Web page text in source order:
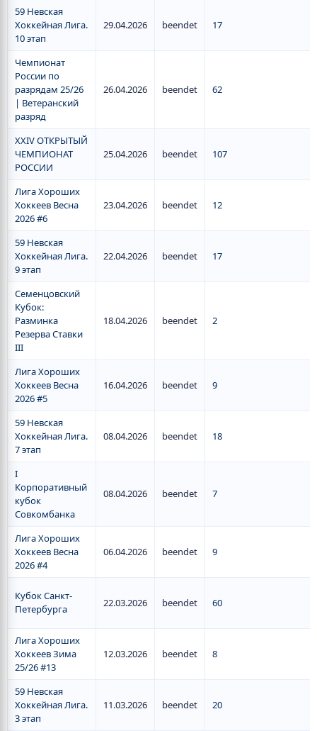
59 Невская
Хоккейная Лига.
10 этап
29.04.2026 beendet 17
Чемпионат
России по
разрядам 25/26
| Ветеранский
разряд
26.04.2026 beendet 62
XXIV ОТКРЫТЫЙ
ЧЕМПИОНАТ
РОССИИ
25.04.2026 beendet 107
Лига Хороших
Хоккеев Весна
2026 #6
23.04.2026 beendet 12
59 Невская
Хоккейная Лига.
9 этап
22.04.2026 beendet 17
Семенцовский
Кубок:
Разминка
Резерва Ставки
III
18.04.2026 beendet 2
Лига Хороших
Хоккеев Весна
2026 #5
16.04.2026 beendet 9
59 Невская
Хоккейная Лига.
7 этап
08.04.2026 beendet 18
I
Корпоративный
кубок
Совкомбанка
08.04.2026 beendet 7
Лига Хороших
Хоккеев Весна
2026 #4
06.04.2026 beendet 9
Кубок Санкт-
Петербурга
22.03.2026 beendet 60
Лига Хороших
Хоккеев Зима
25/26 #13
12.03.2026 beendet 8
59 Невская
Хоккейная Лига.
3 этап
11.03.2026 beendet 20